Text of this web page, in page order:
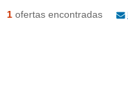
1 ofertas encontradas